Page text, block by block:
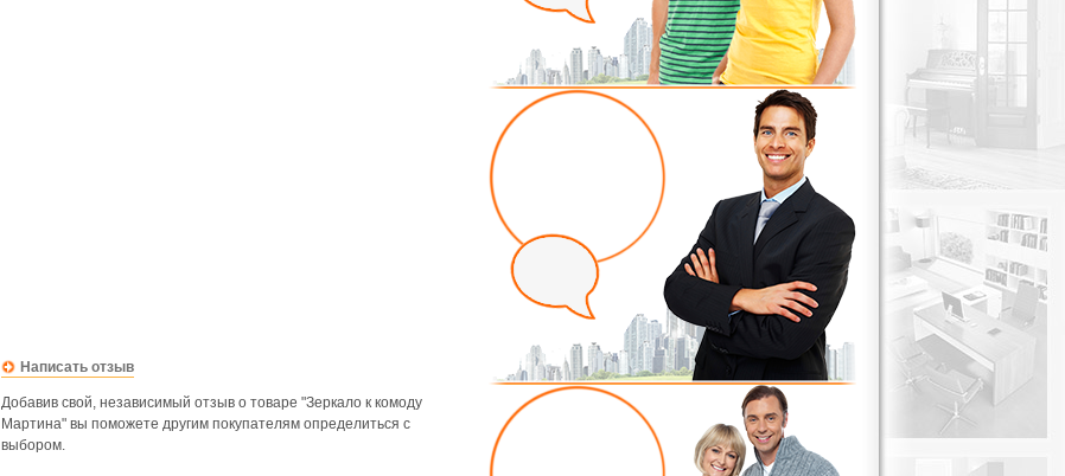
Написать отзыв
Добавив свой, независимый отзыв о товаре "Зеркало к комоду
Мартина" вы поможете другим покупателям определиться с
выбором.